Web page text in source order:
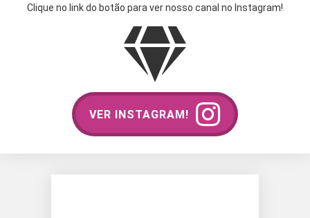
Clique no link do botão para ver nosso canal no Instagram!
VER INSTAGRAM!